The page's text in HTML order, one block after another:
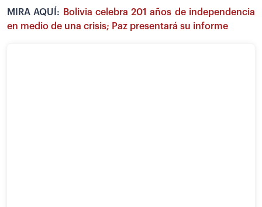
MIRA AQUÍ:
Bolivia celebra 201 años de independencia
en medio de una crisis; Paz presentará su informe